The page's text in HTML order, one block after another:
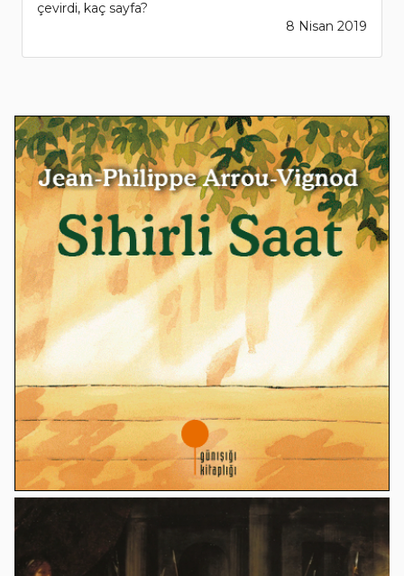
çevirdi, kaç sayfa?
8 Nisan 2019